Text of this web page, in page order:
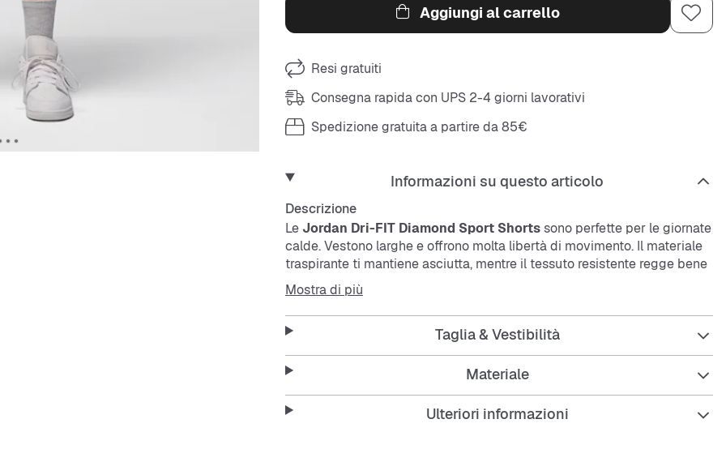
Aggiungi al carrello
Resi gratuiti
Consegna rapida con UPS 2-4 giorni lavorativi
Spedizione gratuita a partire da 85€
Informazioni su questo articolo
Descrizione
Le Jordan Dri-FIT Diamond Sport Shortssono perfette per le giornate
calde. Vestono larghe e offrono molta libertà di movimento. Il materiale
traspirante ti mantiene asciutta, mentre il tessuto resistente regge bene
anche nell’uso quotidiano.
Features:
Regular Fit per una vestibilità rilassata
Mostra di più
Taglia & Vestibilità
Materiale
Ulteriori informazioni